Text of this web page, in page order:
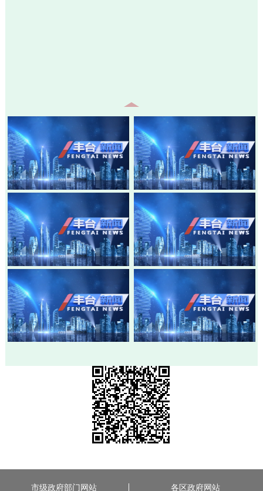
20260805-丰台新闻
20260803-丰台新闻
20260730-丰台新闻
20260728-丰台新闻
20260724-丰台新闻
市级政府部门网站 各区政府网站